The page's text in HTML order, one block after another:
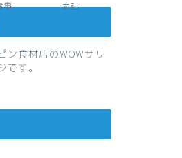
事
表記
ン食材店のWOWサリ
す。